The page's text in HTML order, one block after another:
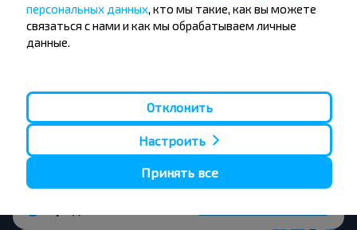
Люблин
Купіць
Купіць
персональных данных, кто мы такие, как вы можете
связаться с нами и как мы обрабатываем личные
данные.
Отклонить
Настроить
Принять все